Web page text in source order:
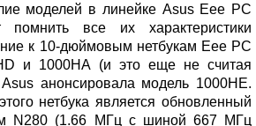
моделей в линейке Asus Eee PC
все их характеристики
к 10-дюймовым нетбукам Eee PC
и 1000HA (и это еще не считая
анонсировала модель 1000HE.
нетбука является обновленный
N280 (1.66 МГц с шиной 667 МГц